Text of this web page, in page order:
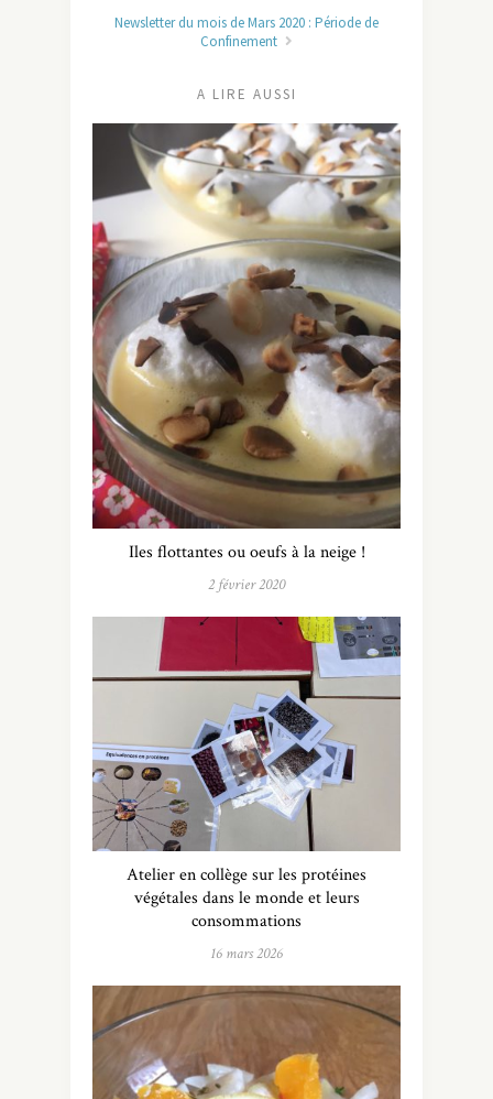
Newsletter du mois de Mars 2020 : Période de
Confinement
A LIRE AUSSI
Iles flottantes ou oeufs à la neige !
2 février 2020
Atelier en collège sur les protéines
végétales dans le monde et leurs
consommations
16 mars 2026